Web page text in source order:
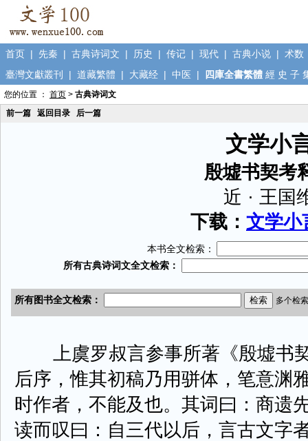
首页 | 先秦 | 古典诗词文 | 历史 | 传记 | 现代 | 古典小说 | 术数
臺灣文獻叢刊
| 道藏繁體 | 大藏经 | 中医 | 四庫全書繁體 經 史 子
您的位置 ： 首页 > 古典诗词文
前一篇
返回目录 后一篇
文学小
殷墟书契考
近 · 王国
下载： 文学
本书全文检索：
上虞罗叔言参事所著《殷墟书
后序，惟其初稿乃用骈体，笔意渊
时作者，不能及也。其词曰：商遗
读而叹曰：自三代以后，言古文字